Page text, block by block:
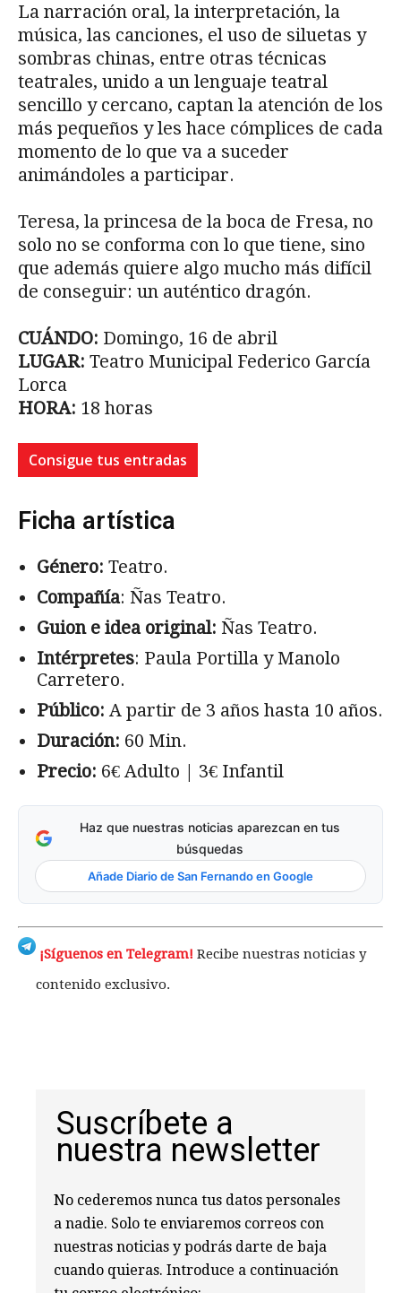
La narración oral, la interpretación, la
música, las canciones, el uso de siluetas y
sombras chinas, entre otras técnicas
teatrales, unido a un lenguaje teatral
sencillo y cercano, captan la atención de los
más pequeños y les hace cómplices de cada
momento de lo que va a suceder
animándoles a participar.
Teresa, la princesa de la boca de Fresa, no
solo no se conforma con lo que tiene, sino
que además quiere algo mucho más difícil
de conseguir: un auténtico dragón.
CUÁNDO: Domingo, 16 de abril
LUGAR: Teatro Municipal Federico García
Lorca
HORA: 18 horas
Consigue tus entradas
Ficha artística
Género: Teatro.
Compañía: Ñas Teatro.
Guion e idea original: Ñas Teatro.
Intérpretes: Paula Portilla y Manolo
Carretero.
Público: A partir de 3 años hasta 10 años.
Duración: 60 Min.
Precio: 6€ Adulto | 3€ Infantil
Haz que nuestras noticias aparezcan en tus
búsquedas
Añade Diario de San Fernando en Google
¡Síguenos en Telegram! Recibe nuestras noticias y
contenido exclusivo.
Suscríbete a
nuestra newsletter
No cederemos nunca tus datos personales
a nadie. Solo te enviaremos correos con
nuestras noticias y podrás darte de baja
cuando quieras. Introduce a continuación